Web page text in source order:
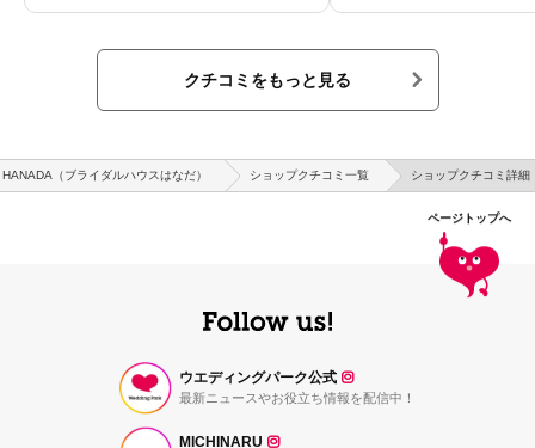
クチコミをもっと見る
（ブライダルハウスはなだ） ショップクチコミ一覧 ショップクチコミ詳細
ページトップへ
ウエディングパーク公式
最新ニュースやお役立ち情報を配信中！
MICHINARU